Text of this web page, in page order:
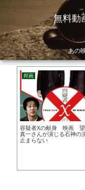
無料
あの
邦画
容疑者Xの献身 映画
真一さんが演じる石神の
止まらない